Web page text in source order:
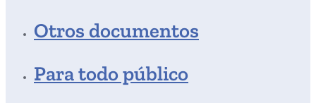
Otros documentos
Para todo público